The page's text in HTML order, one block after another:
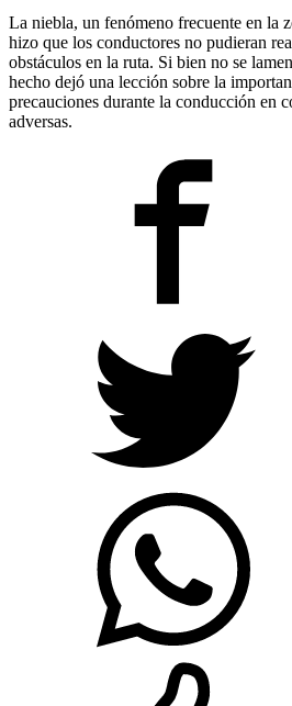
La niebla, un fenómeno frecuente en la
hizo que los conductores no pudieran
obstáculos en la ruta. Si bien no se
hecho dejó una lección sobre la
precauciones durante la conducción en
adversas.